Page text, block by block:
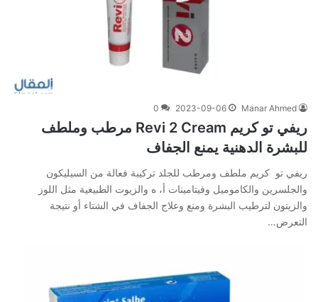
Manar Ahmed
2023-09-06
0
ريفي تو كريم Revi 2 Cream مرطب وملطف
للبشرة الدهنية يمنع الجفاف
ريفي تو كريم ملطف ومرطب للجلد تركيبة فعالة من السيليكون
والجلسرين والكاموميل وفيتامينات أ، ه والزيوت الطبيعية مثل اللوز
والزيتون لترطيب البشرة ومنع وعلاج الجفاف في الشتاء أو نتيجة
التعرض…